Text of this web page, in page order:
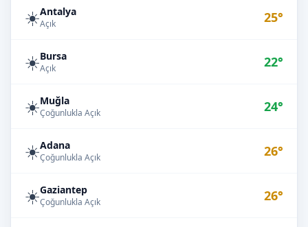
☀️Antalya
Açık 25°
☀️Bursa
Açık 22°
☀️Muğla
Çoğunlukla Açık 24°
☀️Adana
Çoğunlukla Açık 26°
☀️Gaziantep
Çoğunlukla Açık 26°